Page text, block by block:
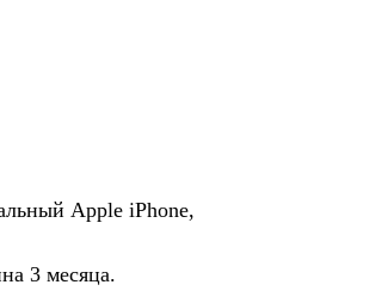
Apple iPhone,
3 месяца.